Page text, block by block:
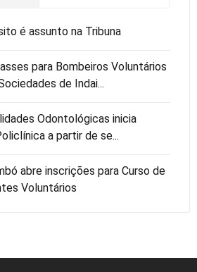
é assunto na Tribuna
para Bombeiros Voluntários
de Indai...
Odontológicas inicia
a partir de se...
abre inscrições para Curso de
Voluntários